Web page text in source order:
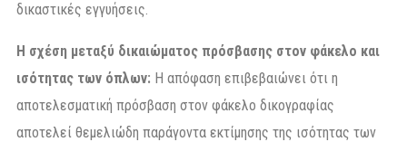
δικαστικές εγγυήσεις.
Η σχέση μεταξύ δικαιώματος πρόσβασης στον φάκελο και
ισότητας των όπλων: Η απόφαση επιβεβαιώνει ότι η
αποτελεσματική πρόσβαση στον φάκελο δικογραφίας
αποτελεί θεμελιώδη παράγοντα εκτίμησης της ισότητας των